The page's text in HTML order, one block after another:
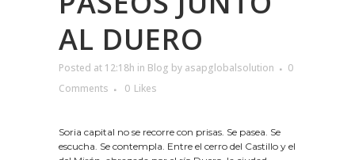
AL DUERO
Posted at 12:18h in Blog by asapglobalsolution
0
Comments
0 Likes
Soria capital no se recorre con prisas. Se pasea. Se
escucha. Se contempla. Entre el cerro del Castillo y el